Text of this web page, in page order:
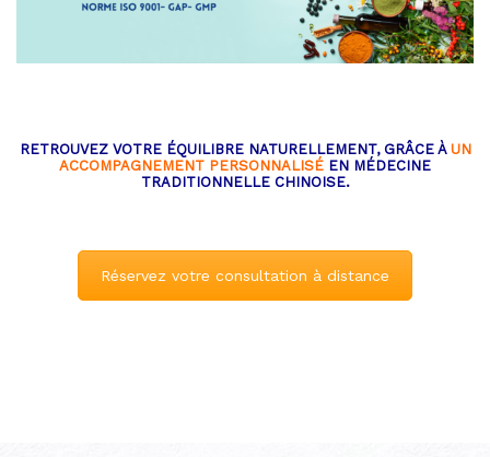
RETROUVEZ VOTRE ÉQUILIBRE NATURELLEMENT, GRÂCE À UN
ACCOMPAGNEMENT PERSONNALISÉ EN MÉDECINE
TRADITIONNELLE CHINOISE.
Réservez votre consultation à distance